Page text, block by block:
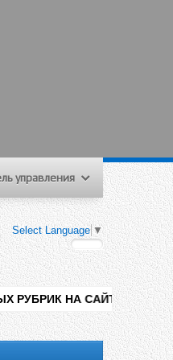
управления
Select Language ▼
, ДОБАВЛЕНИЯ